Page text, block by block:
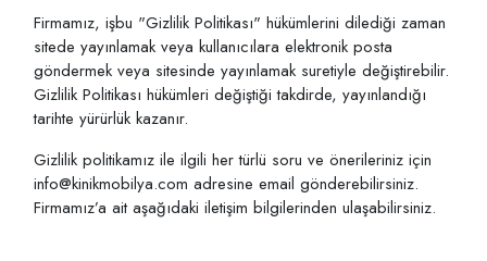
Firmamız, işbu "Gizlilik Politikası" hükümlerini dilediği zaman
sitede yayınlamak veya kullanıcılara elektronik posta
göndermek veya sitesinde yayınlamak suretiyle değiştirebilir.
Gizlilik Politikası hükümleri değiştiği takdirde, yayınlandığı
tarihte yürürlük kazanır.
Gizlilik politikamız ile ilgili her türlü soru ve önerileriniz için
info@kinikmobilya.com adresine email gönderebilirsiniz.
Firmamız’a ait aşağıdaki iletişim bilgilerinden ulaşabilirsiniz.